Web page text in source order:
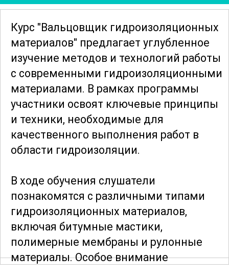
Курс "Вальцовщик гидроизоляционных
материалов" предлагает углубленное
изучение методов и технологий работы
с современными гидроизоляционными
материалами. В рамках программы
участники освоят ключевые принципы
и техники, необходимые для
качественного выполнения работ в
области гидроизоляции.
В ходе обучения слушатели
познакомятся с различными типами
гидроизоляционных материалов,
включая битумные мастики,
полимерные мембраны и рулонные
материалы. Особое внимание